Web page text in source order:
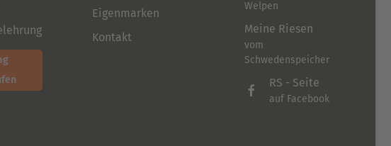
Eigenmarken
Kontakt
Welpen
Meine Riesen
vom
Schwedenspeicher
RS - Seite
auf Facebook